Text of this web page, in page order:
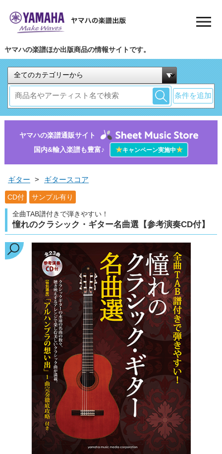
ヤマハの楽譜ほか出版商品の情報サイトです。
条件を追加
ヤマハの楽譜通販サイト
国内&輸入楽譜も豊富♪
★キャンペーン実施中★
ギター > ギタースコア
CD付 サンプル有り
全曲TAB譜付きで弾きやすい！
憧れのクラシック・ギター名曲選【参考演奏CD付】